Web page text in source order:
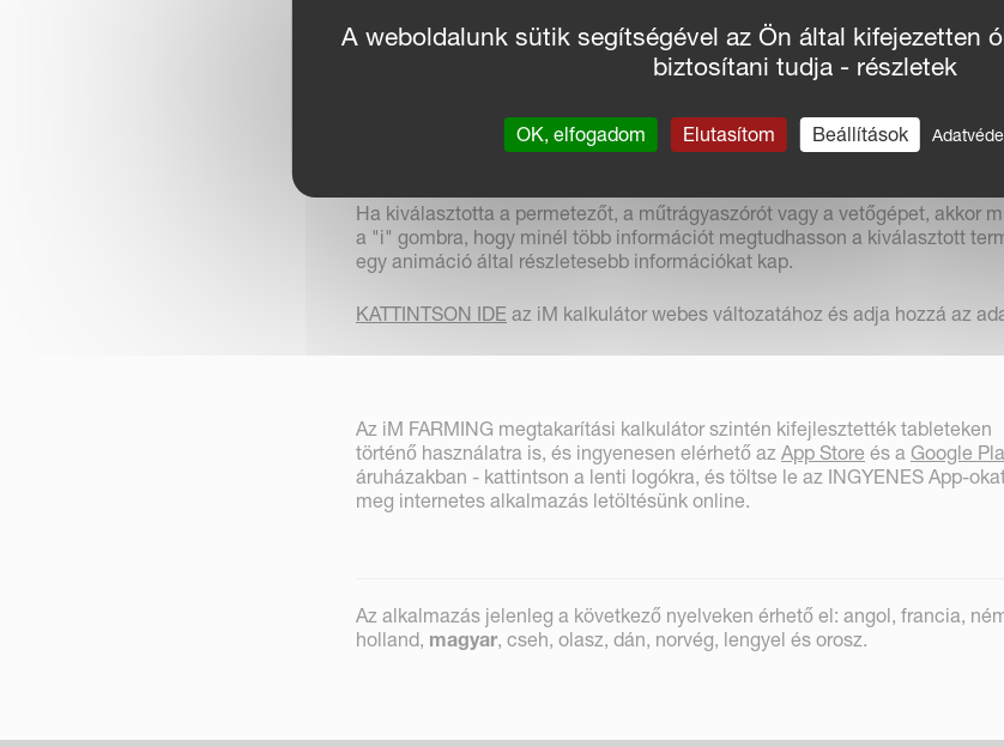
Ez az alkalmazás egy közelítő becslést* eredményez, amely megmutatja a
mérete, a földterületek alakja, a munkaszélesség és az aktuális műtrágya,
és vetőmag költségek alapján elérhető megtakarítást. Az Applikáció
megtakarításokat GPS funkció használatával, mostantól pontosabb a vetés,
és a műtrágyaszórás átfedések nélkül.
Ha kiválasztotta a permetezőt, a műtrágyaszórót vagy a vetőgépet, akkor
a "i" gombra, hogy minél több információt megtudhasson a kiválasztott
egy animáció által részletesebb információkat kap.
KATTINTSON IDE az iM kalkulátor webes változatához és adja hozzá az
Az iM FARMING megtakarítási kalkulátor szintén kifejlesztették tableteken
történő használatra is, és ingyenesen elérhető az App Store és a Google
áruházakban - kattintson a lenti logókra, és töltse le az INGYENES App-
meg internetes alkalmazás letöltésünk online.
Az alkalmazás jelenleg a következő nyelveken érhető el: angol, francia,
holland, magyar, cseh, olasz, dán, norvég, lengyel és orosz.
A weboldalunk sütik segítségével az Ön által kifejezetten
biztosítani tudja - részletek
OK, elfogadom Elutasítom Beállítások